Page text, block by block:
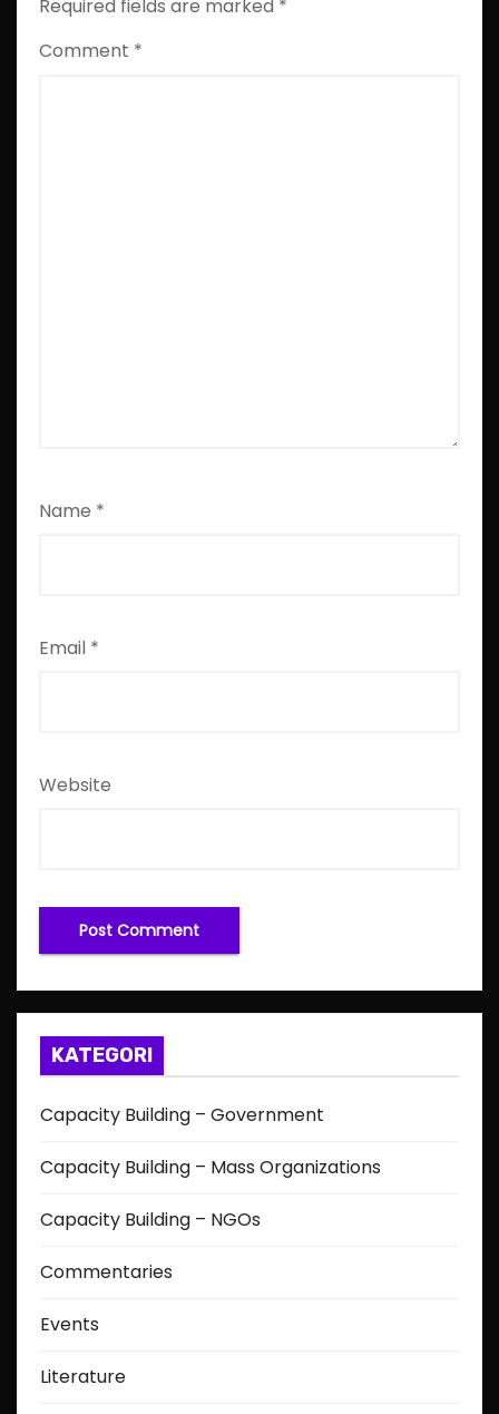
Required fields are marked *
Comment *
Name *
Email *
Website
KATEGORI
Capacity Building – Government
Capacity Building – Mass Organizations
Capacity Building – NGOs
Commentaries
Events
Literature